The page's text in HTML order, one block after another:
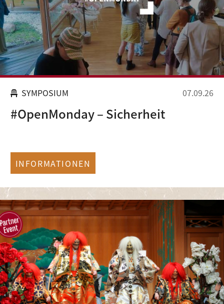
SYMPOSIUM 07.09.26
#OpenMonday – Sicherheit
INFORMATIONEN